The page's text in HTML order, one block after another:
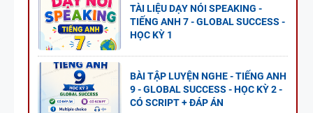
TÀI LIỆU DẠY NÓI SPEAKING -
TIẾNG ANH 7 - GLOBAL SUCCESS -
HỌC KỲ 1
BÀI TẬP LUYỆN NGHE - TIẾNG ANH
9 - GLOBAL SUCCESS - HỌC KỲ 2 -
CÓ SCRIPT + ĐÁP ÁN